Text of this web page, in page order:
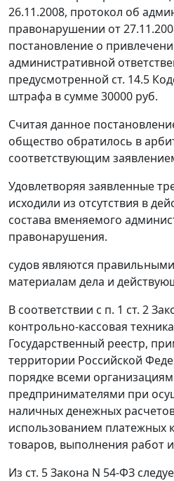
26.11.2008, протокол об
правонарушении от
постановление о
административной
предусмотренной ст. 14.5
штрафа в сумме 30000 руб.
Считая данное
общество обратилось в
соответствующим
Удовлетворяя заявленные
исходили из отсутствия в
состава вменяемого
правонарушения.
судов являются
материалам дела и
В соответствии с п. 1 ст. 2
контрольно-кассовая
Государственный реестр,
территории Российской
порядке всеми
предпринимателями при
наличных денежных
использованием платежных
товаров, выполнения работ
Из ст. 5Закона N 54-ФЗ